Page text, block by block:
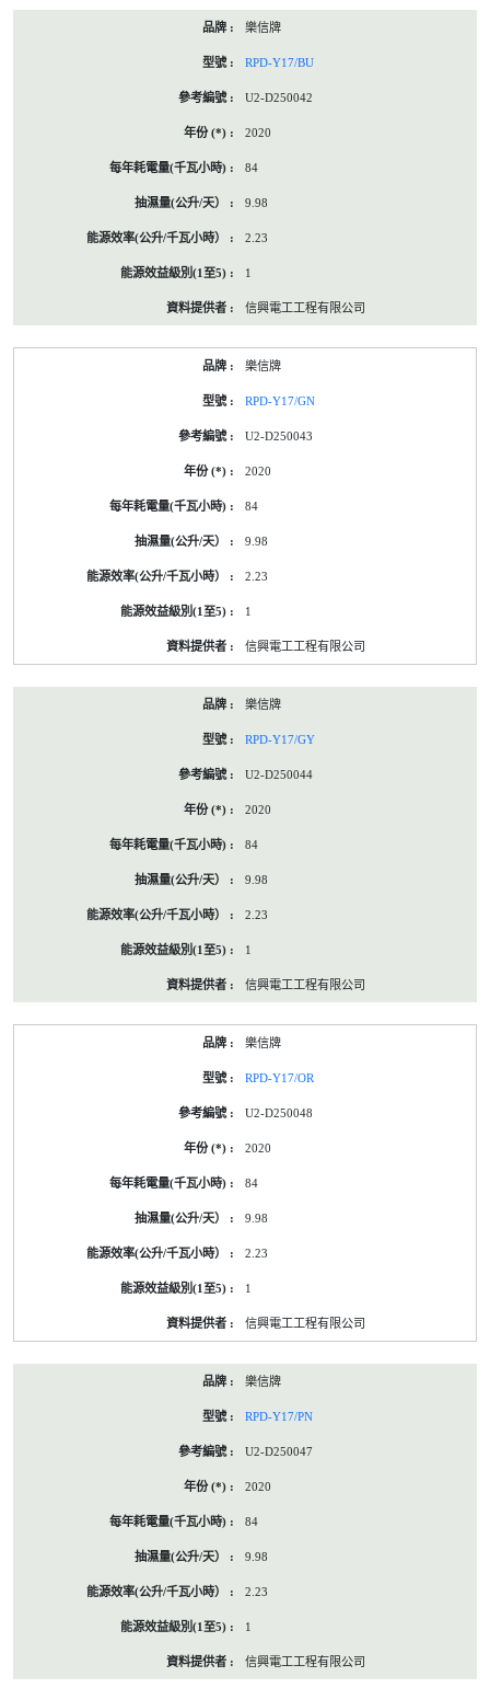
樂信牌
RPD-Y17/BU
U2-D250042
2020
84
9.98
2.23
1
信興電工工程有限公司
樂信牌
RPD-Y17/GN
U2-D250043
2020
84
9.98
2.23
1
信興電工工程有限公司
樂信牌
RPD-Y17/GY
U2-D250044
2020
84
9.98
2.23
1
信興電工工程有限公司
樂信牌
RPD-Y17/OR
U2-D250048
2020
84
9.98
2.23
1
信興電工工程有限公司
樂信牌
RPD-Y17/PN
U2-D250047
2020
84
9.98
2.23
1
信興電工工程有限公司